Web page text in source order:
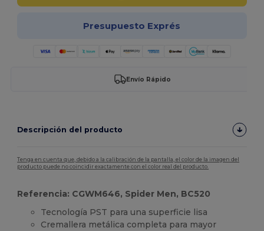
Presupuesto Exprés
Envío Rápido
Descripción del producto
Tenga en cuenta que, debido a la calibración de la pantalla, el color de la imagen del
producto puede no coincidir exactamente con el color real del producto.
Referencia: CGWM646, Spider Men, BC520
Tecnología PST para una superficie lisa
Cremallera metálica completa para mayor